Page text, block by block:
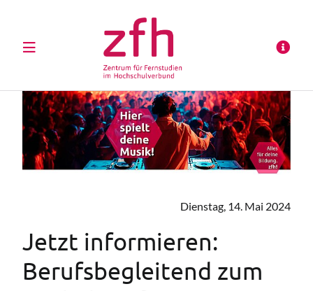
Dienstag, 14. Mai 2024
Jetzt informieren:
Berufsbegleitend zum